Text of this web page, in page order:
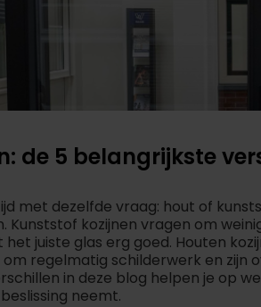
de 5 belangrijkste
met dezelfde vraag: hout of
kozijnen vragen om
juiste glas erg goed. Houten
regelmatig schilderwerk en zijn
in deze blog helpen je op
neemt.